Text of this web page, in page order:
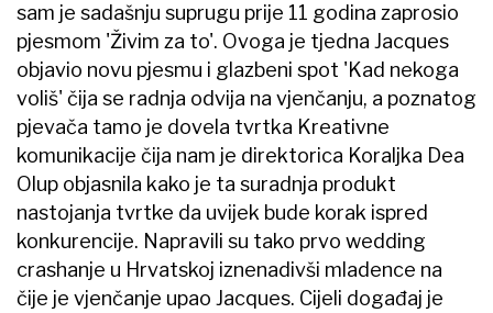
sam je sadašnju suprugu prije 11 godina zaprosio
pjesmom 'Živim za to'. Ovoga je tjedna Jacques
objavio novu pjesmu i glazbeni spot 'Kad nekoga
voliš' čija se radnja odvija na vjenčanju, a poznatog
pjevača tamo je dovela tvrtka Kreativne
komunikacije čija nam je direktorica Koraljka Dea
Olup objasnila kako je ta suradnja produkt
nastojanja tvrtke da uvijek bude korak ispred
konkurencije. Napravili su tako prvo wedding
crashanje u Hrvatskoj iznenadivši mladence na
čije je vjenčanje upao Jacques. Cijeli događaj je